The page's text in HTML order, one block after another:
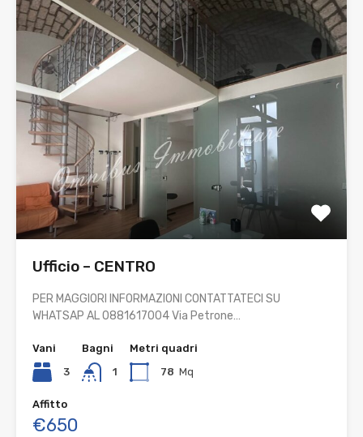
Ufficio – CENTRO
PER MAGGIORI INFORMAZIONI CONTATTATECI SU
WHATSAP AL 0881617004 Via Petrone…
Vani
3
Bagni
1
Metri quadri
78 Mq
Affitto
€650